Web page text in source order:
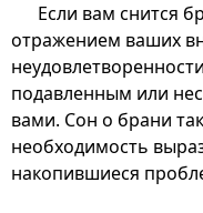
Если вам снится
отражением ваших
подавленным или
вами. Сон о брани
необходимость
накопившиеся